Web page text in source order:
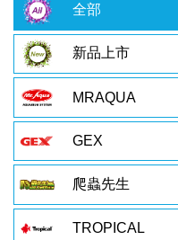
全部
新品上市
MRAQUA
GEX
爬蟲先生
TROPICAL